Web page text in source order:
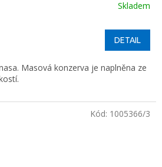
Skladem
DETAIL
Masová konzerva je naplněna ze
Kód: 1005366/3